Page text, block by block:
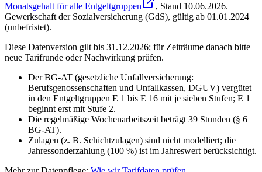
Monatsgehalt für alle Entgeltgruppen
, Stand 10.06.2026.
Gewerkschaft der Sozialversicherung (GdS), gültig ab 01.01.2024
(unbefristet).
Diese Datenversion gilt bis 31.12.2026; für Zeiträume danach bitte
neue Tarifrunde oder Nachwirkung prüfen.
Der BG-AT (gesetzliche Unfallversicherung:
Berufsgenossenschaften und Unfallkassen, DGUV) vergütet
in den Entgeltgruppen E 1 bis E 16 mit je sieben Stufen; E 1
beginnt erst mit Stufe 2.
Die regelmäßige Wochenarbeitszeit beträgt 39 Stunden (§ 6
BG-AT).
Zulagen (z. B. Schichtzulagen) sind nicht modelliert; die
Jahressonderzahlung (100 %) ist im Jahreswert berücksichtigt.